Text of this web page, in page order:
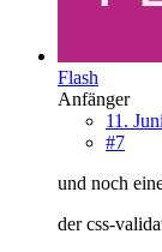
Flash
Anfänger
11.
#7
und noch
der css-